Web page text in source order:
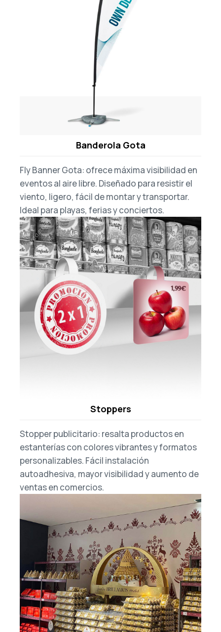
Banderola Gota
Fly Banner Gota: ofrece máxima visibilidad en
eventos al aire libre. Diseñado para resistir el
viento, ligero, fácil de montar y transportar.
Ideal para playas, ferias y conciertos.
Stoppers
Stopper publicitario: resalta productos en
estanterías con colores vibrantes y formatos
personalizables. Fácil instalación
autoadhesiva, mayor visibilidad y aumento de
ventas en comercios.